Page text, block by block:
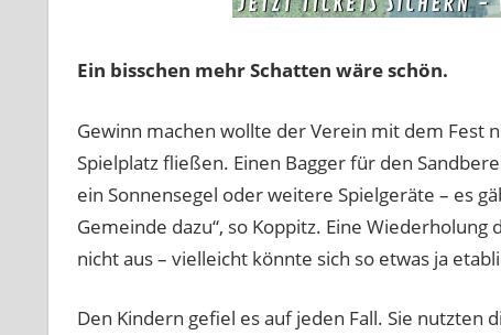
Ein bisschen mehr Schatten wäre schön.
Gewinn machen wollte der Verein mit dem Fest
Spielplatz fließen. Einen Bagger für den
ein Sonnensegel oder weitere Spielgeräte – es
Gemeinde dazu“, so Koppitz. Eine
nicht aus – vielleicht könnte sich so etwas ja
Den Kindern gefiel es auf jeden Fall. Sie nutzten